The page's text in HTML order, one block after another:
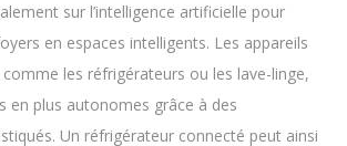
sur l’intelligence artificielle pour
en espaces intelligents. Les appareils
les réfrigérateurs ou les lave-linge,
en plus autonomes grâce à des
Un réfrigérateur connecté peut ainsi